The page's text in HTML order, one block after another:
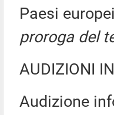
Paesi
proroga del
AUDIZIONI
Audizione